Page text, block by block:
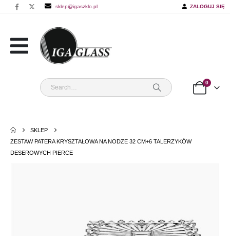
sklep@igaszklo.pl ZALOGUJ SIĘ
0
SKLEP
ZESTAW PATERA KRYSZTAŁOWA NA NODZE 32 CM+6 TALERZYKÓW
DESEROWYCH PIERCE